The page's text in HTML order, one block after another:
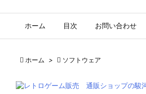
ホーム 目次 お問い合わせ
 ホーム >  ソフトウェア